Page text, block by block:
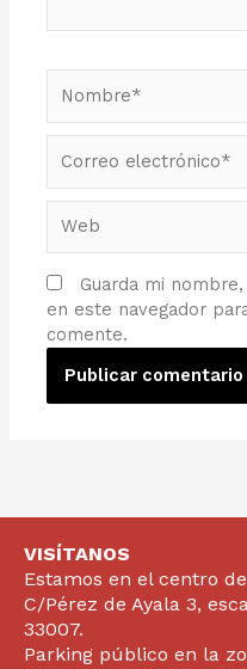
electrónico*
Guarda mi
en este navegador
comente.
VISÍTANOS
Estamos en el centro
C/Pérez de Ayala 3,
33007.
Parking público en la